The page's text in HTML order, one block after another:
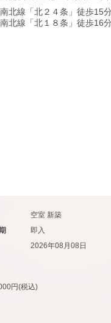
北線「北２４条」徒歩15
北線「北１８条」徒歩16
空室 新築
即入
2026年08月08日
円(税込)